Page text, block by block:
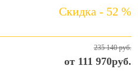
Скидка - 52 %
235 140 руб.
от 111 970руб.